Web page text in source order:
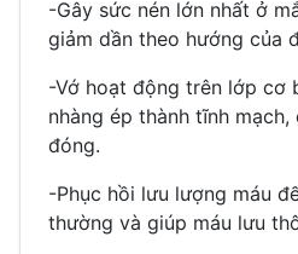
-Gây sức nén lớn nhất ở
giảm dần theo hướng của
-Vớ hoạt động trên lớp cơ
nhàng ép thành tĩnh
đóng.
-Phục hồi lưu lượng máu
thường và giúp máu lưu